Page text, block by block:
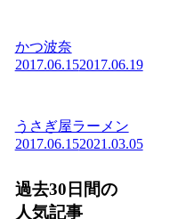
かつ波奈
2017.06.152017.06.19
うさぎ屋ラーメン
2017.06.152021.03.05
過去30日間の
人気記事